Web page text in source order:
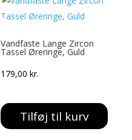
Vandfaste Lange Zircon
Tassel Øreringe, Guld
179,00kr.
Tilføj til kurv